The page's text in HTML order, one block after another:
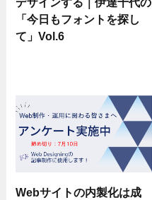
「今日もフォントを探し
て」Vol.6
Webサイトの内製化は成